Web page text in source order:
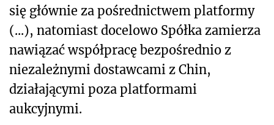
się głównie za pośrednictwem platformy
(...), natomiast docelowo Spółka zamierza
nawiązać współpracę bezpośrednio z
niezależnymi dostawcami z Chin,
działającymi poza platformami
aukcyjnymi.